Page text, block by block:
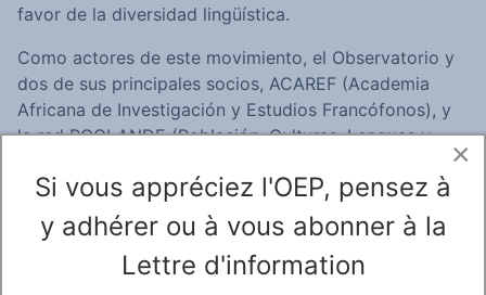
favor de la diversidad lingüística.
Como actores de este movimiento, el Observatorio y
dos de sus principales socios, ACAREF (Academia
Africana de Investigación y Estudios Francófonos), y
la red POCLANDE (Población, Culturas, Lenguas y
Desarrollo) se han comprometido a crear un directorio
de investigadores y equipos de investigación sobre
plurilingüismo y diversidad lingüística y cultural. Nada
más crearse, el Observatorio del Plurilingüismo
Africano (OPA) se sumó a la empresa. El objetivo de
×
Si vous appréciez l'OEP, pensez à
y adhérer ou à vous abonner à la
Lettre d'information